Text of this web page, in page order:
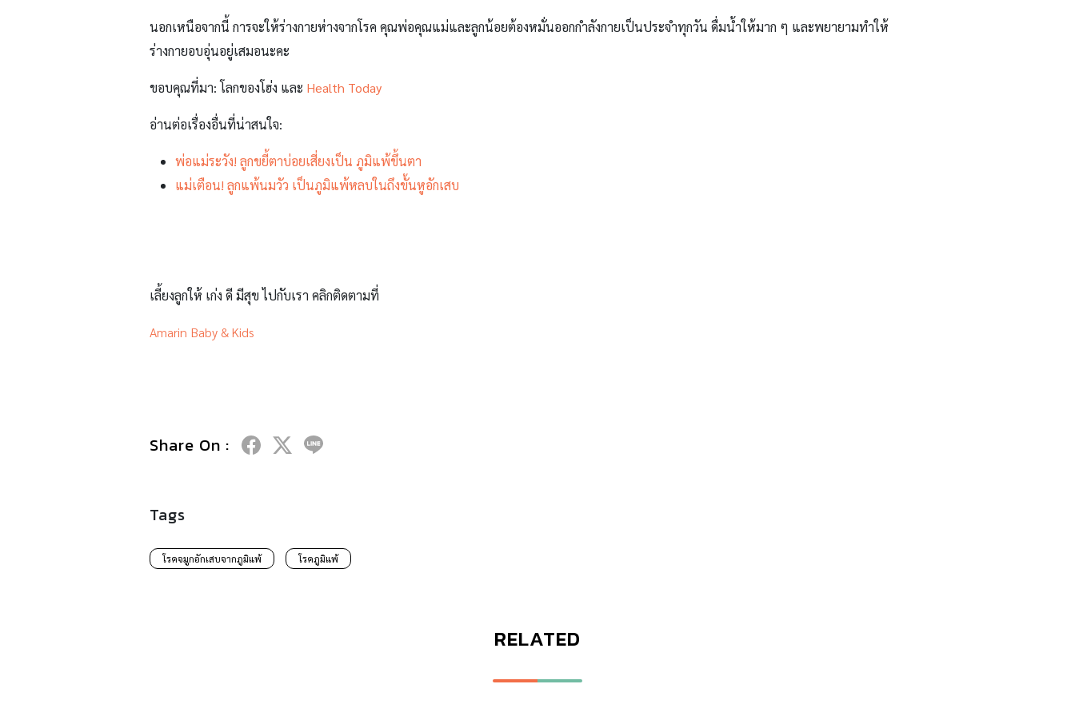
นอกเหนือจากนี้ การจะให้ร่างกายห่างจากโรค คุณพ่อคุณแม่และลูกน้อยต้องหมั่นออกกำลังกายเป็นประจำทุกวัน ดื่มน้ำให้มาก ๆ และพยายามทำให้
ร่างกายอบอุ่นอยู่เสมอนะคะ
ขอบคุณที่มา: โลกของโฮ่ง และ Health Today
อ่านต่อเรื่องอื่นที่น่าสนใจ:
พ่อแม่ระวัง! ลูกขยี้ตาบ่อยเสี่ยงเป็น ภูมิแพ้ขึ้นตา
แม่เตือน! ลูกแพ้นมวัว เป็นภูมิแพ้หลบในถึงขั้นหูอักเสบ
เลี้ยงลูกให้ เก่ง ดี มีสุข ไปกับเรา คลิกติดตามที่
Amarin Baby & Kids
Share On :
Tags
โรคจมูกอักเสบจากภูมิแพ้ โรคภูมิแพ้
RELATED